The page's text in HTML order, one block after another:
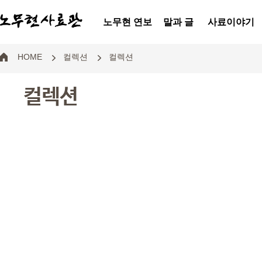
노무현 연보 말과 글 사료이야기
HOME 컬렉션 컬렉션
컬렉션